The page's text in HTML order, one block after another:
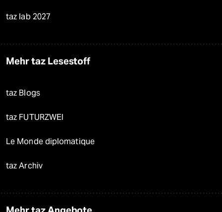
taz lab 2027
Mehr taz Lesestoff
taz Blogs
taz FUTURZWEI
Le Monde diplomatique
taz Archiv